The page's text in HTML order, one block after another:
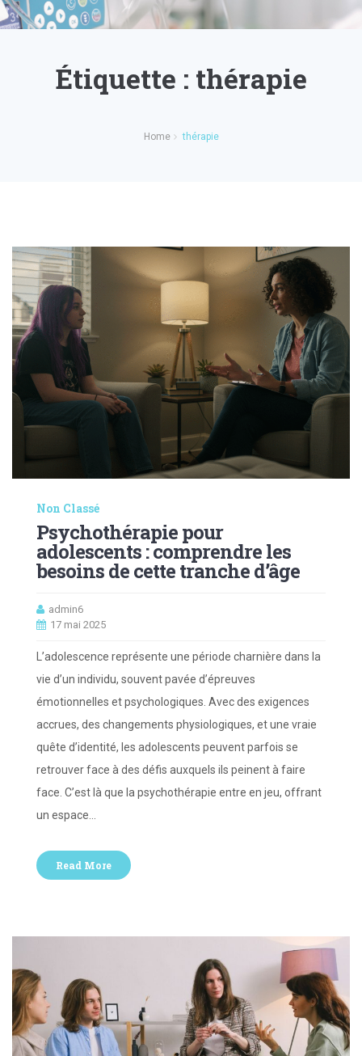
Étiquette : thérapie
Home thérapie
Non Classé
Psychothérapie pour
adolescents : comprendre les
besoins de cette tranche d’âge
admin6
17 mai 2025
L’adolescence représente une période charnière dans la
vie d’un individu, souvent pavée d’épreuves
émotionnelles et psychologiques. Avec des exigences
accrues, des changements physiologiques, et une vraie
quête d’identité, les adolescents peuvent parfois se
retrouver face à des défis auxquels ils peinent à faire
face. C’est là que la psychothérapie entre en jeu, offrant
un espace…
Read More